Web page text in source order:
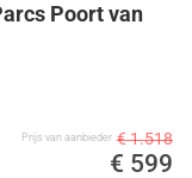
Poort van
Prijs van aanbieder € 1.518
€ 599